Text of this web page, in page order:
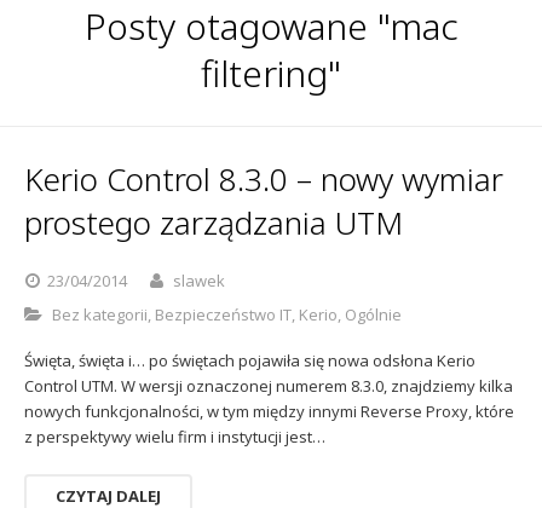
Backup-Solutions
Serwery pocztowe
Sophos
Usługi
Kontakt
Polityka prywatności
Posty otagowane "mac
filtering"
Kerio Control 8.3.0 – nowy wymiar
prostego zarządzania UTM
23/04/2014
slawek
Bez kategorii, Bezpieczeństwo IT, Kerio, Ogólnie
Święta, święta i… po świętach pojawiła się nowa odsłona Kerio
Control UTM. W wersji oznaczonej numerem 8.3.0, znajdziemy kilka
nowych funkcjonalności, w tym między innymi Reverse Proxy, które
z perspektywy wielu firm i instytucji jest…
CZYTAJ DALEJ